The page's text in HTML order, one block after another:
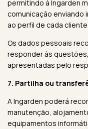
permitindo à Ingarden
comunicação enviando
ao perfil de cada cliente.
Os dados pessoais
responder às
apresentadas pelo
7. Partilha ou
A Ingarden poderá
manutenção,
equipamentos